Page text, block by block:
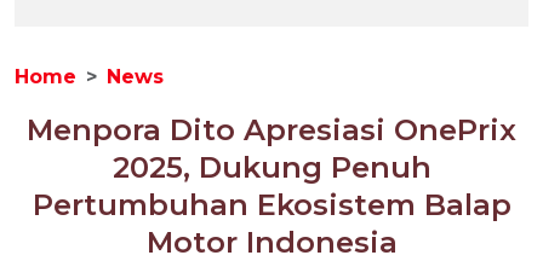
Home News
Menpora Dito Apresiasi OnePrix
2025, Dukung Penuh
Pertumbuhan Ekosistem Balap
Motor Indonesia